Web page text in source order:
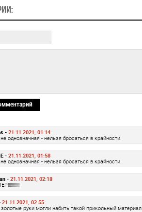
-21.11.2021, 01:14
однозначная - нельзя бросаться в крайности.
- 21.11.2021, 01:58
однозначная - нельзя бросаться в крайности.
- 21.11.2021, 02:18
21.11.2021, 02:55
руки могли набить такой прикольный материал